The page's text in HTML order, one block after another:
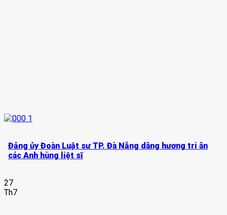
Đảng ủy Đoàn Luật sư TP. Đà Nẵng dâng hương tri ân
các Anh hùng liệt sĩ
27
Th7